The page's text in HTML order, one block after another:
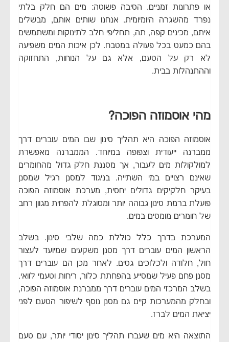
או פתרונות זמניים. הסיבה פשוטה: מים הם חלק בלתי
נפרד מהשגרה היומיומית. אנחנו שותים אותם, מבשלים
איתם, מכינים קפה, תה, תחליפי חלב לתינוקות ומשתמשים
בהם כמעט בכל פעולה במטבח. לכן איכות המים משפיעה
לא רק על הטעם, אלא גם על הנוחות, התחזוקה
וההתנהלות בבית.
מהי אוסמוזה הפוכה?
אוסמוזה הפוכה היא תהליך סינון שבו המים עוברים דרך
ממברנה ייעודית וצפופה במיוחד. הממברנה מאפשרת
למולקולות מים לעבור, אך מסננת חלק גדול מהחומרים
שאינם רצויים במי השתייה. בניגוד למסנן רגיל שמסנן
בעיקר חלקיקים גדולים יחסית, מערכת אוסמוזה הפוכה
פועלת ברמת סינון גבוהה יותר ומסוגלת להפחית מגוון רחב
של חומרים מומסים במים.
המערכת בדרך כלל כוללת כמה שלבי סינון. בשלב
הראשון המים עוברים דרך מסנן משקעים שמיועד לעצור
חול, חלודה ולכלוכים גסים. לאחר מכן הם עוברים דרך
מסנן פחם פעיל שמסייע בהפחתת כלור, ריחות וטעמי לוואי.
בשלב המרכזי המים עוברים דרך ממברנת אוסמוזה הפוכה,
ובחלק מהמערכות קיים גם מסנן נוסף לשיפור הטעם לפני
יציאת המים לברז.
התוצאה היא מים שעברו תהליך סינון יסודי יותר, עם טעם